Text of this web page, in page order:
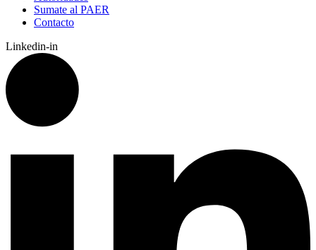
Sumate al PAER
Contacto
Linkedin-in